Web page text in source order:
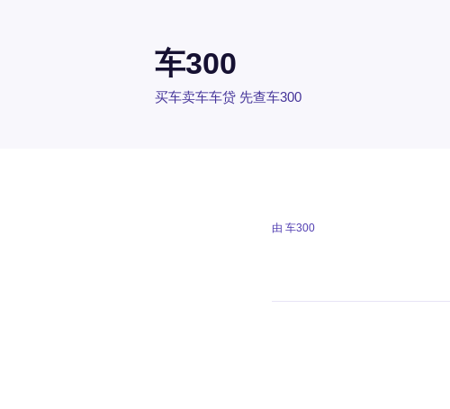
车300
买车卖车车贷 先查车300
由 车300